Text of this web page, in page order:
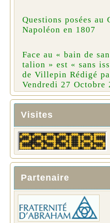
Questions posées au
Napoléon en 1807
Face au « bain de
talion » est « sans
de Villepin Rédigé
Vendredi 27 Octobre
Visites
Partenaire